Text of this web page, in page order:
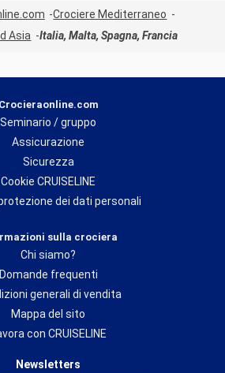
Crociere Mediterraneo
Asia Italia, Malta, Spagna, Francia
Crocieraonline.com
Seminario / gruppo
Assicurazione
Sicurezza
Cookie CRUISELINE
dei dati personali
sulla crociera
Chi siamo?
Domande frequenti
generali di vendita
Mappa del sito
con CRUISELINE
Newsletters